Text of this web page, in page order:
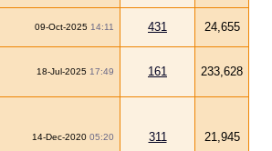
09-Oct-2025 14:11 431 24,655
18-Jul-2025 17:49 161 233,628
14-Dec-2020 05:20 311 21,945